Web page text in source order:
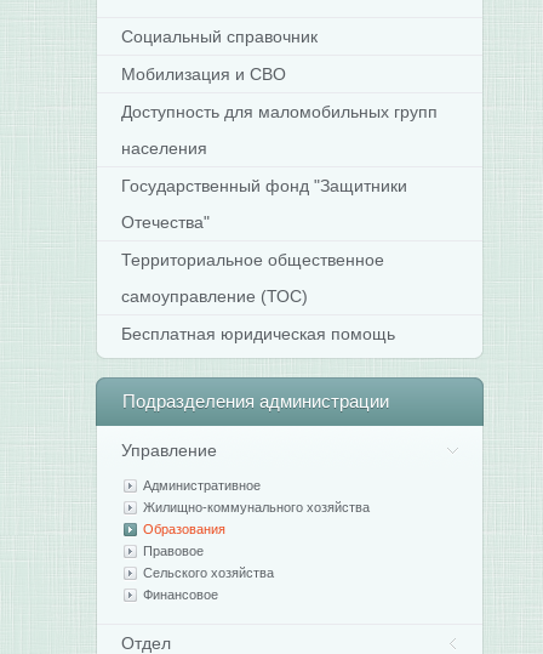
Социальный справочник
Мобилизация и СВО
Доступность для маломобильных групп
населения
Государственный фонд "Защитники
Отечества"
Территориальное общественное
самоуправление (ТОС)
Бесплатная юридическая помощь
Подразделения администрации
Управление
Административное
Жилищно-коммунального хозяйства
Образования
Правовое
Сельского хозяйства
Финансовое
Отдел